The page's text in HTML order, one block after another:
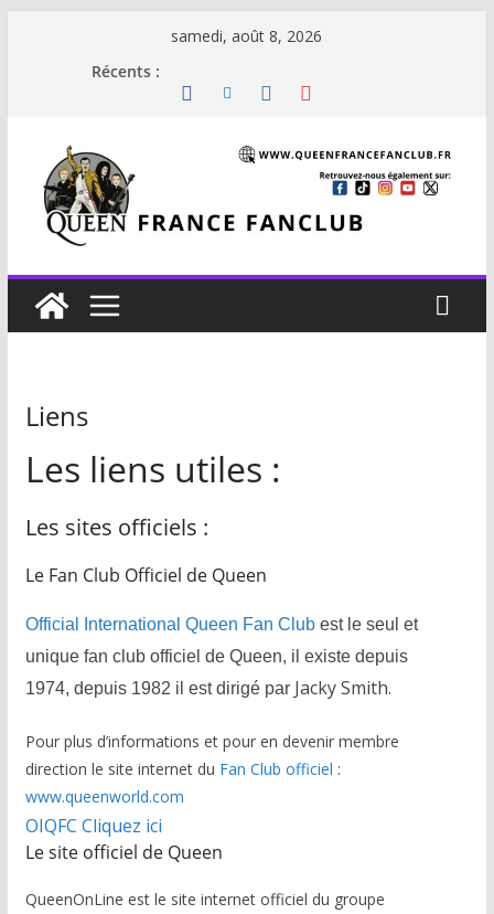
samedi, août 8, 2026
Récents :
Liens
Les liens utiles :
Les sites officiels :
Le Fan Club Officiel de Queen
Official International Queen Fan Clubest le seul et
unique fan club officiel de Queen, il existe depuis
1974, depuis 1982 il est dirigé par Jacky Smith.
Pour plus d’informations et pour en devenir membre
direction le site internet du Fan Club officiel :
www.queenworld.com
OIQFC Cliquez ici
Le site officiel de Queen
QueenOnLine est le site internet officiel du groupe